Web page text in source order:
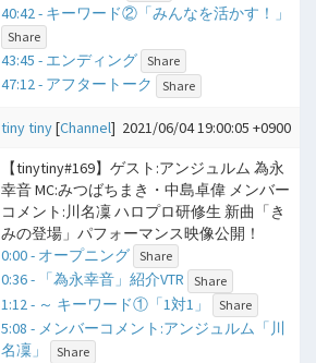
40:42 - キーワード②「みんなを活かす！」
Share
43:45 - エンディング Share
47:12 - アフタートーク Share
tiny tiny[Channel] 2021/06/04 19:00:05 +0900
【tinytiny#169】ゲスト:アンジュルム 為永
幸音 MC:みつばちまき・中島卓偉 メンバー
コメント:川名凜 ハロプロ研修生 新曲「き
みの登場」パフォーマンス映像公開！
0:00 - オープニング Share
0:36 - 「為永幸音」紹介VTR Share
1:12 - ​～ キーワード①「1対1」 Share
5:08 - メンバーコメント:アンジュルム「川
名凜」
Share